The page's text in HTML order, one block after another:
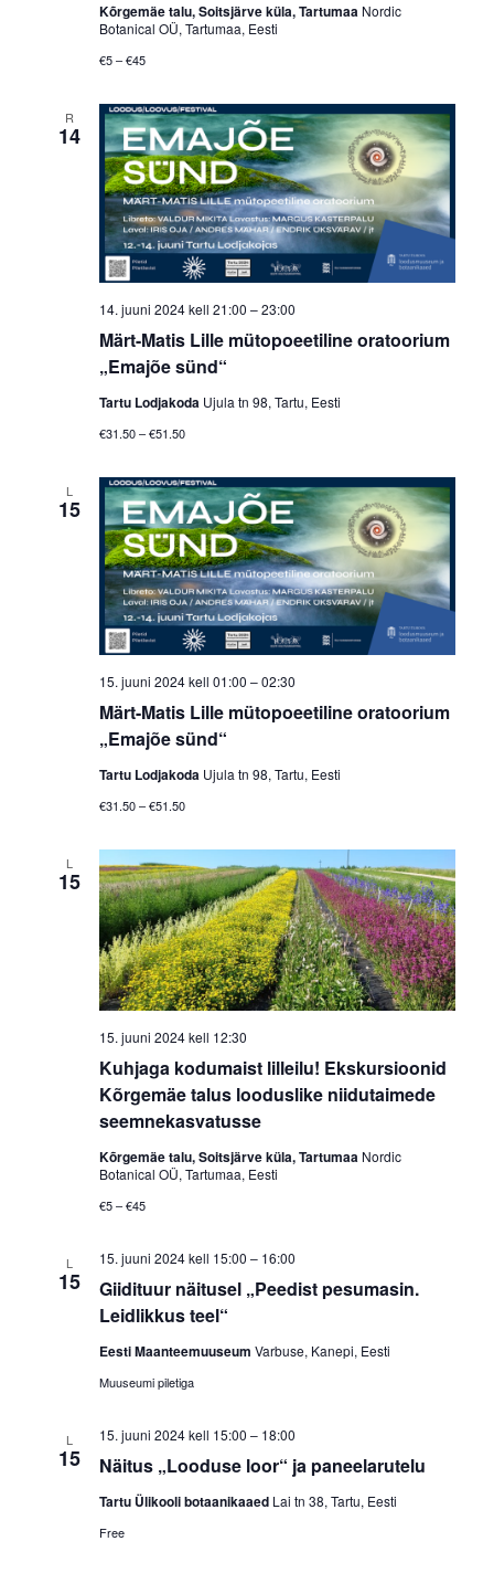
Kõrgemäe talu, Soitsjärve küla, Tartumaa Nordic
Botanical OÜ, Tartumaa, Eesti
€5 – €45
R
14
Märt-Matis Lille mütopoeetiline oratoorium
„Emajõe sünd“
14. juuni 2024 kell 21:00 –23:00
Tartu Lodjakoda Ujula tn 98, Tartu, Eesti
€31.50 – €51.50
L
15
Märt-Matis Lille mütopoeetiline oratoorium
„Emajõe sünd“
15. juuni 2024 kell 01:00 –02:30
Tartu Lodjakoda Ujula tn 98, Tartu, Eesti
€31.50 – €51.50
L
15
Kuhjaga kodumaist lilleilu! Ekskursioonid
Kõrgemäe talus looduslike niidutaimede
seemnekasvatusse
15. juuni 2024 kell 12:30
Kõrgemäe talu, Soitsjärve küla, Tartumaa Nordic
Botanical OÜ, Tartumaa, Eesti
€5 – €45
L
15
Giidituur näitusel „Peedist pesumasin.
Leidlikkus teel“
15. juuni 2024 kell 15:00 – 16:00
Eesti Maanteemuuseum Varbuse, Kanepi, Eesti
Muuseumi piletiga
L
15 Näitus „Looduse loor“ ja paneelarutelu
15. juuni 2024 kell 15:00 – 18:00
Tartu Ülikooli botaanikaaed Lai tn 38, Tartu, Eesti
Free